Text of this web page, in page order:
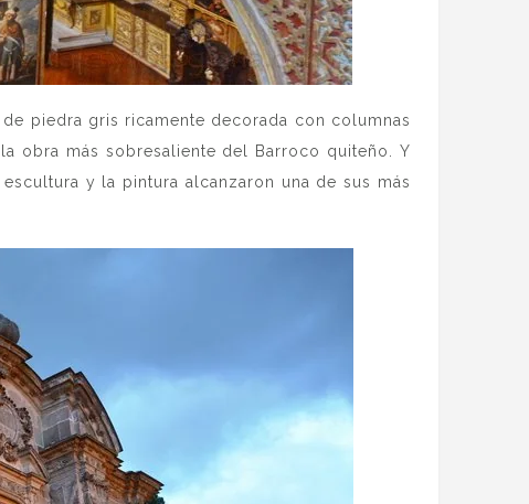
piedra gris ricamente decorada con columnas
obra más sobresaliente del Barroco quiteño. Y
y la pintura alcanzaron una de sus más